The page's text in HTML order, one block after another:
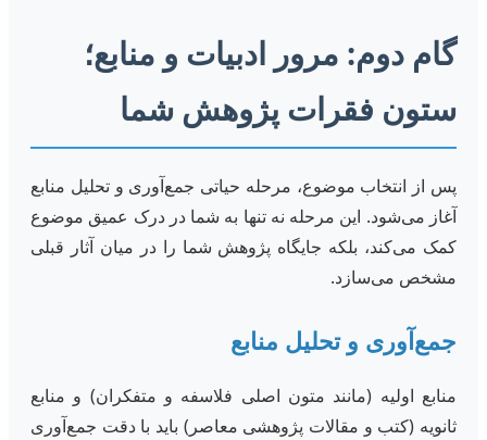
گام دوم: مرور ادبیات و منابع؛
ستون فقرات پژوهش شما
پس از انتخاب موضوع، مرحله حیاتی جمع‌آوری و تحلیل منابع
آغاز می‌شود. این مرحله نه تنها به شما در درک عمیق موضوع
کمک می‌کند، بلکه جایگاه پژوهش شما را در میان آثار قبلی
مشخص می‌سازد.
جمع‌آوری و تحلیل منابع
منابع اولیه (مانند متون اصلی فلاسفه و متفکران) و منابع
ثانویه (کتب و مقالات پژوهشی معاصر) باید با دقت جمع‌آوری